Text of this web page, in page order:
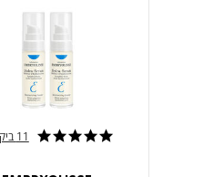
4.8 star rating 11 ביקורות